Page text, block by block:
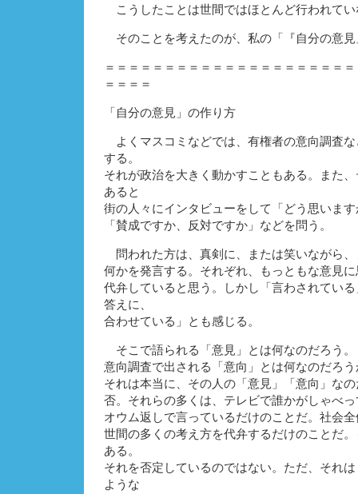
こうしたことは世間ではほとんど行われてい
そのことを考えたのが、私の「『自分の意
＝＝＝＝＝＝＝＝＝＝＝＝＝＝＝＝＝＝＝＝
＝＝＝＝
「自分の意見」の作り方
よくマスコミなどでは、有権者の意向調査
する。
それが政治を大きく動かすこともある。また
あると
街の人々にインタビューをして「どう思いま
「賛成ですか、反対ですか」などを問う。
問われた方は、真剣に、または笑いながら
何かを発言する。それぞれ、もっともな意見
代弁していると思う。しかし「言わされてい
答えに、
合わせている」とも感じる。
そこで語られる「意見」とは何なのだろう。
意向調査で出される「意向」とは何なのだろう
それは本当に、その人の「意見」「意向」な
否。それらの多くは、テレビで誰かがしゃべ
オウム返しで言っているだけのことだ。社会
世間の多くの考え方を代弁するだけのことだ
ある。
それを否定しているのではない。ただ、それ
ような